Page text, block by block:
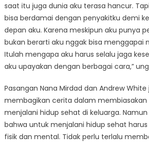
saat itu juga dunia aku terasa hancur.
bisa berdamai dengan penyakitku demi
depan aku. Karena meskipun aku punya
bukan berarti aku nggak bisa menggapai
Itulah mengapa aku harus selalu jaga
aku upayakan dengan berbagai cara,”
Pasangan Nana Mirdad dan Andrew
membagikan cerita dalam membiasakan
menjalani hidup sehat di keluarga.
bahwa untuk menjalani hidup sehat
fisik dan mental. Tidak perlu terlalu